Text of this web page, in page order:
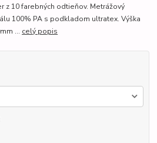
z 10 farebných odtieňov. Metrážový
100% PA s podkladom ultratex. Výška
... celý popis